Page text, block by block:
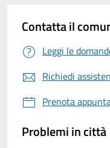
Contatta il
Leggi le
Richiedi
Prenota
Problemi in città